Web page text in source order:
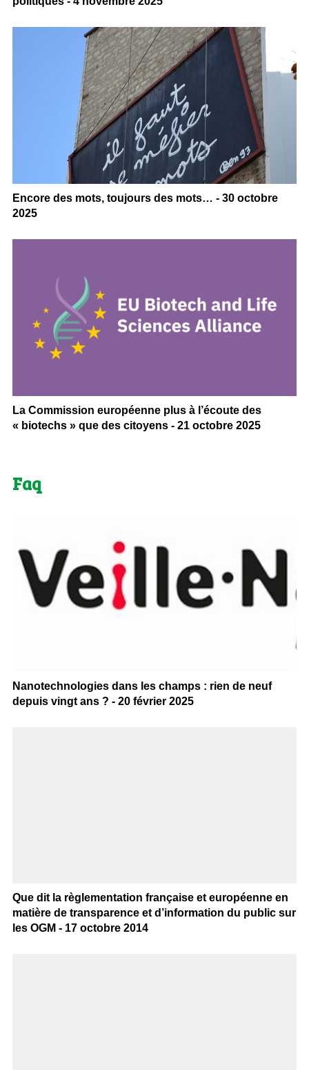
Encore des mots, toujours des mots… - 30 octobre
2025
La Commission européenne plus à l’écoute des
« biotechs » que des citoyens - 21 octobre 2025
Faq
Nanotechnologies dans les champs : rien de neuf
depuis vingt ans ? - 20 février 2025
Que dit la règlementation française et européenne en
matière de transparence et d’information du public sur
les OGM - 17 octobre 2014